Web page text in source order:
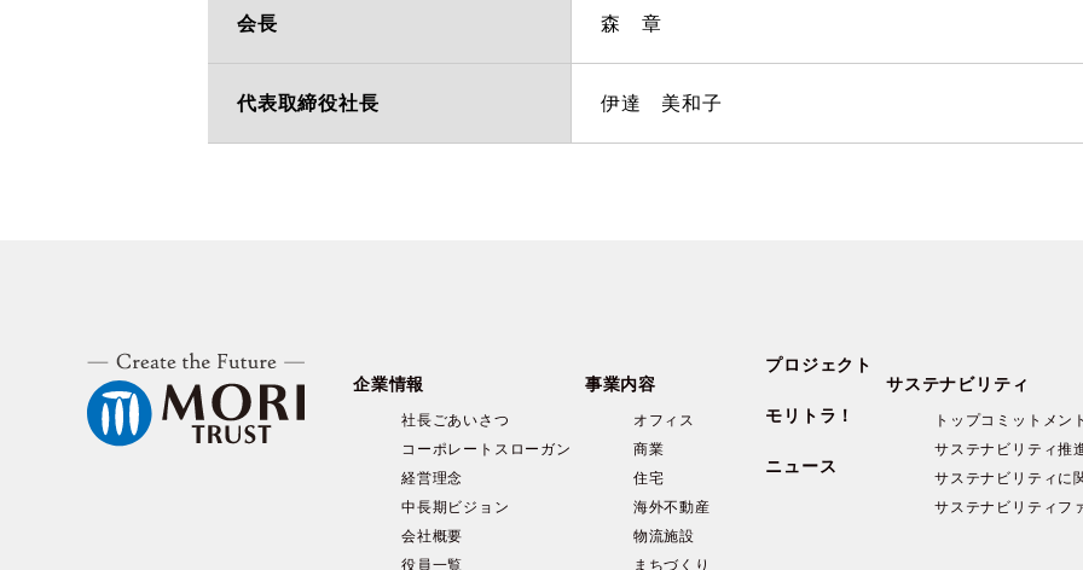
会長 森 章
代表取締役社長 伊達 美和子
企業情報
社長ごあいさつ
コーポレートスローガン
経営理念
中長期ビジョン
会社概要
役員一覧
事業内容
オフィス
商業
住宅
海外不動産
物流施設
まちづくり
プロジェクト
モリトラ！
ニュース
サステナビリティ
トップコミットメント
サステナビリティ推
サステナビリティに
サステナビリティフ